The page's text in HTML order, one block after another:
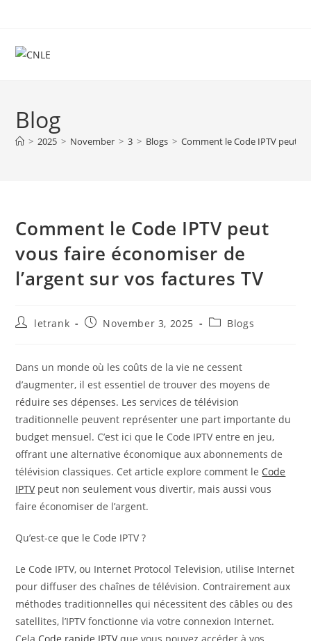
content
Blog
> 2025 > November > 3 > Blogs > Comment le Code IPTV peut
Comment le Code IPTV peut
vous faire économiser de
l’argent sur vos factures TV
Postletrank
PostNovember 3, 2025
PostBlogs
Dans un monde où les coûts de la vie ne cessent
d’augmenter, il est essentiel de trouver des moyens de
réduire ses dépenses. Les services de télévision
traditionnelle peuvent représenter une part importante du
budget mensuel. C’est ici que le Code IPTV entre en jeu,
offrant une alternative économique aux abonnements de
télévision classiques. Cet article explore comment le Code
IPTVpeut non seulement vous divertir, mais aussi vous
faire économiser de l’argent.
Qu’est-ce que le Code IPTV ?
Le Code IPTV, ou Internet Protocol Television, utilise Internet
pour diffuser des chaînes de télévision. Contrairement aux
méthodes traditionnelles qui nécessitent des câbles ou des
satellites, l’IPTV fonctionne via votre connexion Internet.